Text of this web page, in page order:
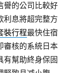
譽的公司比較好
利息將超完整方
裝行程最快住宿
審核的系統日本
有幫助終身保固